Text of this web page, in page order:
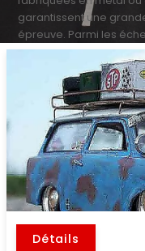
garantissent une
épreuve. Parmi les
Détails